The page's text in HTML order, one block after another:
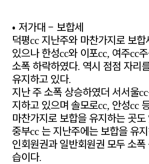
• 저가대 – 보합세
덕평cc 지난주와 마찬가지로 보
있으나 한성cc와 이포cc, 여주cc
소폭 하락하였다. 역시 점점 자리
유지하고 있다.
지난 주 소폭 상승하였더 서서울cc
지하고 있으며 솔모로cc, 안성cc
마찬가지로 보합을 유지하는 곳도
중부cc 는 지난주에는 보합을 유
인회원권과 일반회원권 모두 소
습이다.